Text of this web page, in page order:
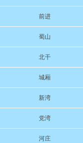
前进
蜀山
北干
城厢
新湾
党湾
河庄